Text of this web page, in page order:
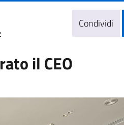
Condividi
il CEO